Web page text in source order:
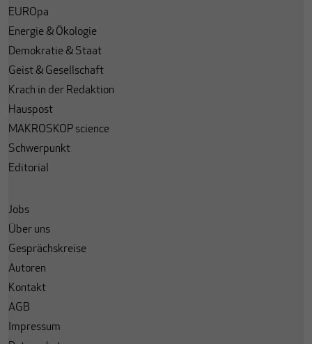
EUROpa
Energie & Ökologie
Demokratie & Staat
Geist & Gesellschaft
Krach in der Redaktion
Hauspost
MAKROSKOP science
Schwerpunkt
Editorial
Jobs
Über uns
Gesprächskreise
Autoren
Kontakt
AGB
Impressum